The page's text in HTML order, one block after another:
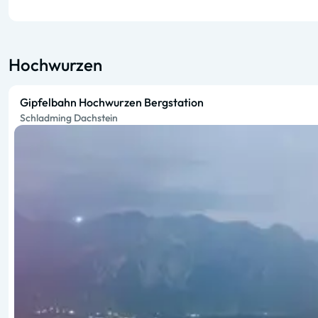
Hochwurzen
Gipfelbahn Hochwurzen Bergstation
Schladming Dachstein